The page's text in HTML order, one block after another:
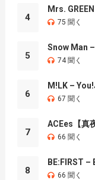
4
Mrs.
75 聞く
5
Snow Man
74 聞く
6
M!LK –
67 聞く
7
ACEes【真
66 聞く
8
BE:FIRST –
66 聞く